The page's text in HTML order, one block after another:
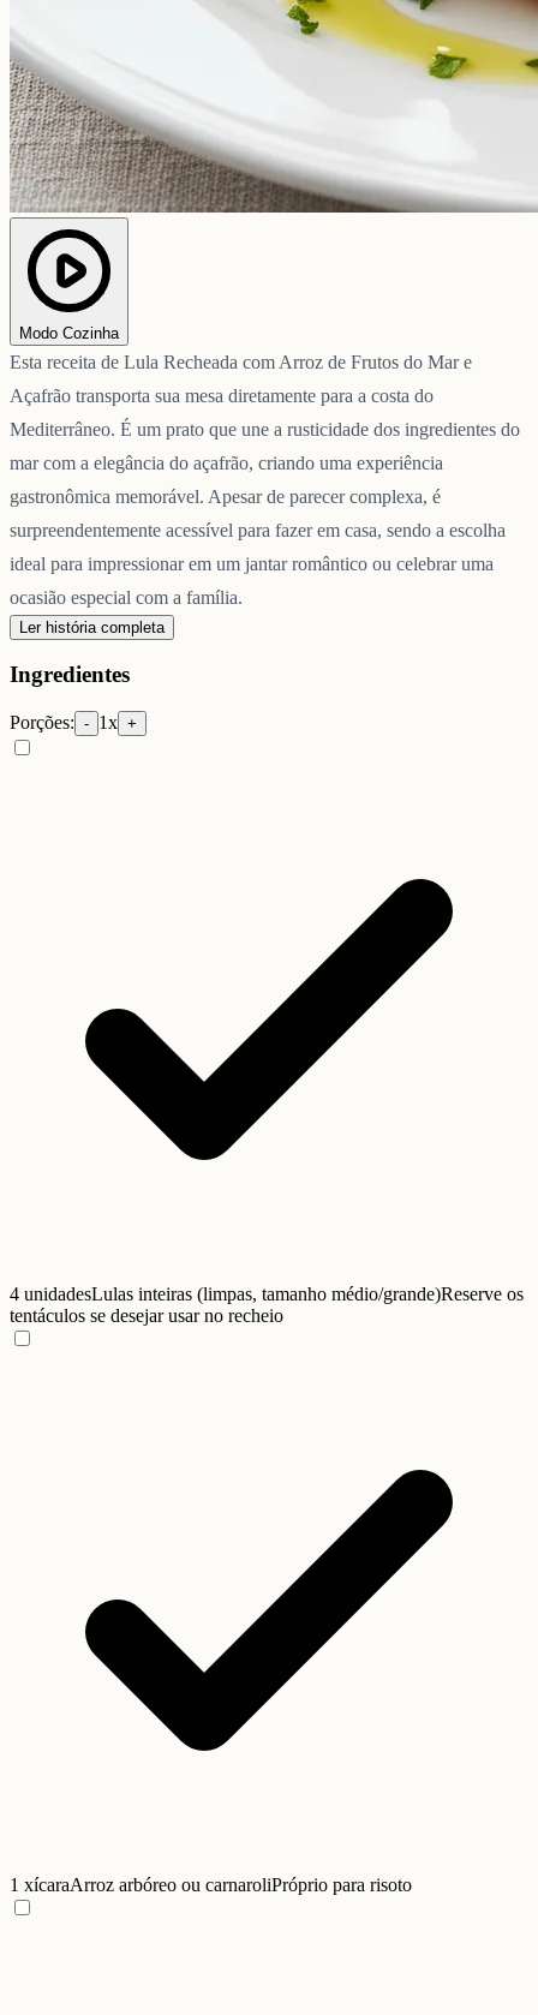
Modo Cozinha
Esta receita de Lula Recheada com Arroz de Frutos do Mar e
Açafrão transporta sua mesa diretamente para a costa do
Mediterrâneo. É um prato que une a rusticidade dos ingredientes do
mar com a elegância do açafrão, criando uma experiência
gastronômica memorável. Apesar de parecer complexa, é
surpreendentemente acessível para fazer em casa, sendo a escolha
ideal para impressionar em um jantar romântico ou celebrar uma
ocasião especial com a família.
Ler história completa
Ingredientes
Porções: - 1x +
4 unidadesLulas inteiras (limpas, tamanho médio/grande)Reserve os
tentáculos se desejar usar no recheio
1 xícaraArroz arbóreo ou carnaroliPróprio para risoto